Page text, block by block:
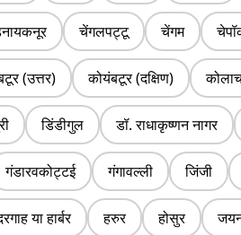
चेंगलपट्टू चेंगम
(उत्तर) कोयंबटूर (दक्षिण)
डिंडीगुल डॉ. राधाकृष्णन नागर
गंडारवकोट्टई गंगावल्ली जिंजी
या हार्बर हरुर होसुर